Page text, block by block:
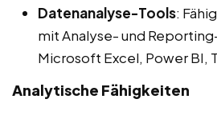
Datenanalyse-Tools:
mit Analyse- und
Microsoft Excel, Power BI,
Analytische Fähigkeiten